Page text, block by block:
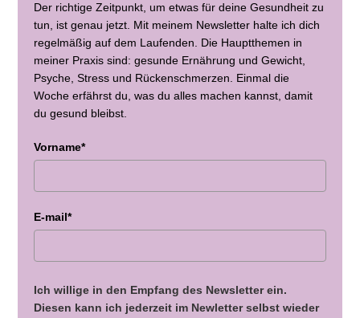
Der richtige Zeitpunkt, um etwas für deine Gesundheit zu
tun, ist genau jetzt. Mit meinem Newsletter halte ich dich
regelmäßig auf dem Laufenden. Die Hauptthemen in
meiner Praxis sind: gesunde Ernährung und Gewicht,
Psyche, Stress und Rückenschmerzen. Einmal die
Woche erfährst du, was du alles machen kannst, damit
du gesund bleibst.
Vorname*
E-mail*
Ich willige in den Empfang des Newsletter ein.
Diesen kann ich jederzeit im Newletter selbst wieder